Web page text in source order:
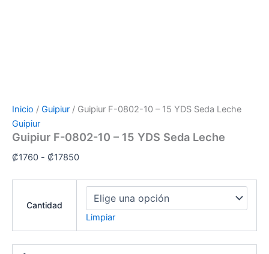
Inicio / Guipiur / Guipiur F-0802-10 – 15 YDS Seda Leche
Guipiur
Guipiur F-0802-10 – 15 YDS Seda Leche
₡1760 - ₡17850
Cantidad
Limpiar